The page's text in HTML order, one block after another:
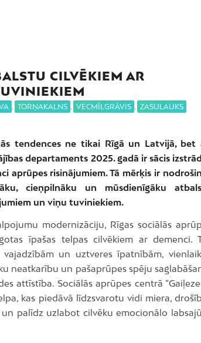
CILVĒKIEM AR
, TORŅAKALNS , VECMĪLGRĀVIS , ZASULAUKS
tendences ne tikai Rīgā un Latvijā, bet
departaments 2025. gadā ir sācis
aprūpes risinājumiem. Tā mērķis ir
cieņpilnāku un mūsdienīgāku
un viņu tuviniekiem.
modernizāciju, Rīgas sociālās
īpašas telpas cilvēkiem ar demenci.
un uztveres īpatnībām,
neatkarību un pašaprūpes spēju
attīstība. Sociālās aprūpes centrā
kas piedāvā līdzsvarotu vidi miera,
palīdz uzlabot cilvēku emocionālo